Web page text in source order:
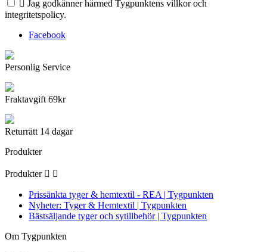
 Jag godkänner härmed Tygpunktens villkor och
integritetspolicy.
Facebook
Personlig Service
Fraktavgift 69kr
Returrätt 14 dagar
Produkter
Produkter  
Prissänkta tyger & hemtextil - REA | Tygpunkten
Nyheter: Tyger & Hemtextil | Tygpunkten
Bästsäljande tyger och sytillbehör | Tygpunkten
Om Tygpunkten